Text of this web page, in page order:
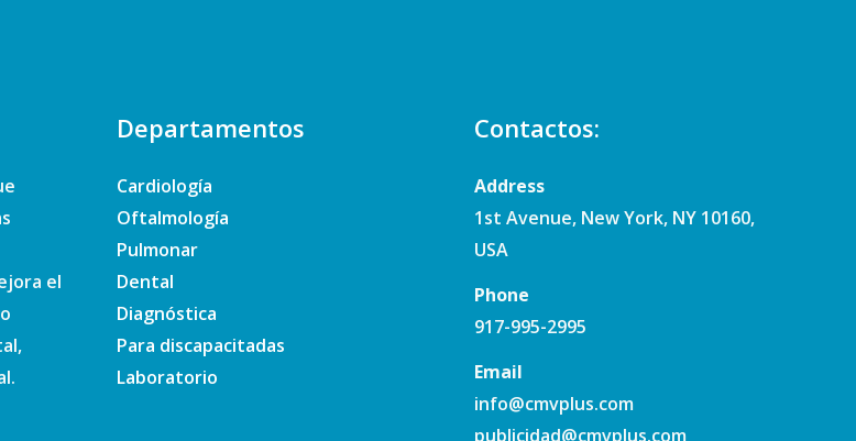
el
Departamentos
Cardiología
Oftalmología
Pulmonar
Dental
Diagnóstica
Para discapacitadas
Laboratorio
Contactos:
Address
1st Avenue, New York, NY 10160,
USA
Phone
917-995-2995
Email
info@cmvplus.com
publicidad@cmvplus.com